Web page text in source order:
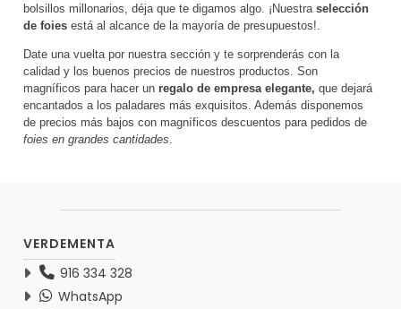
bolsillos millonarios, déja que te digamos algo. ¡Nuestra selección
de foies está al alcance de la mayoría de presupuestos!.
Date una vuelta por nuestra sección y te sorprenderás con la
calidad y los buenos precios de nuestros productos. Son
magníficos para hacer un regalo de empresa elegante, que dejará
encantados a los paladares más exquisitos. Además disponemos
de precios más bajos con magníficos descuentos para pedidos de
foies en grandes cantidades
VERDEMENTA
916 334 328
WhatsApp